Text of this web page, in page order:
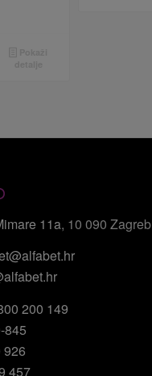
11a, 10 090 Zagreb
200 149
845
926
457